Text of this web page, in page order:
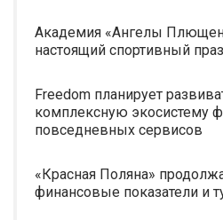
Академия «Ангелы
настоящий спортивный
Freedom планирует
комплексную экосистему
повседневных сервисов
«Красная Поляна»
финансовые показатели и